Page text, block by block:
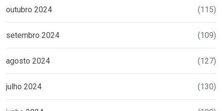
outubro 2024 (115)
setembro 2024 (109)
agosto 2024 (127)
julho 2024 (130)